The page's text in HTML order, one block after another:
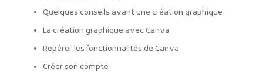
Quelques conseils avant une création graphique
La création graphique avec Canva
Repérer les fonctionnalités de Canva
Créer son compte